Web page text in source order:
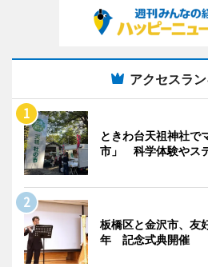
アクセスラ
ときわ台天祖神社で
市」 科学体験やス
板橋区と金沢市、友
年 記念式典開催